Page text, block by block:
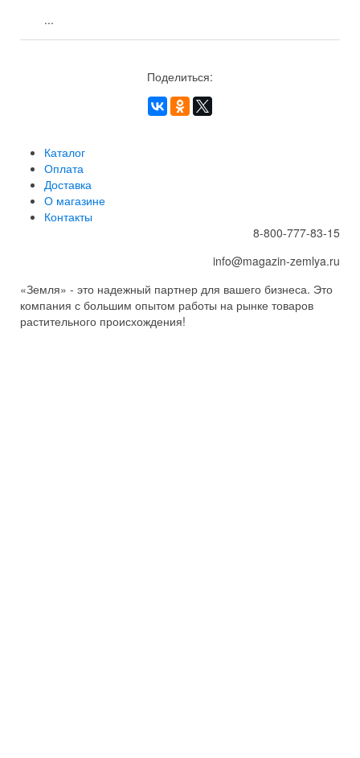
...
Поделиться:
Каталог
Оплата
Доставка
О магазине
Контакты
8-800-777-83-15
info@magazin-zemlya.ru
«Земля» - это надежный партнер для вашего бизнеса. Это
компания с большим опытом работы на рынке товаров
растительного происхождения!